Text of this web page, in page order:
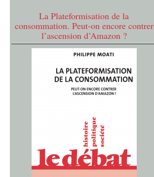
La Plateformisation de la
consommation. Peut-on encore contrer
l’ascension d’Amazon ?